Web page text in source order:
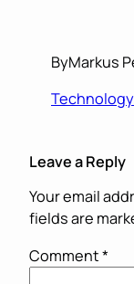
ByMarkus
Technology
Leave a Reply
Your email
fields are
Comment*